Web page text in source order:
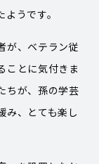
うです。
が、ベテラン従
ことに気付きま
ちが、孫の学芸
み、とても楽し